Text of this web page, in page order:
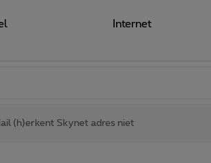
Internet
(h)erkent Skynet adres niet